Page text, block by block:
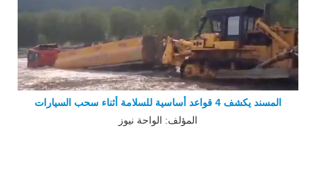
المسند يكشف 4 قواعد أساسية للسلامة أثناء سحب السيارات
المؤلف: الواحة نيوز